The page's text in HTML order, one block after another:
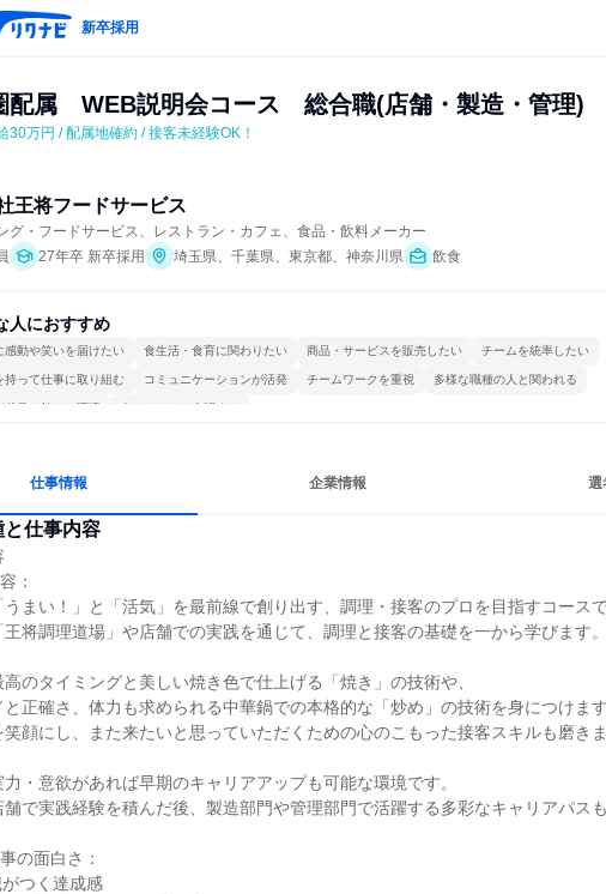
新卒採用
配属　WEB説明会コース　総合職(店舗・製造・管理)
30万円 / 配属地確約 / 接客未経験OK！
王将フードサービス
グ・フードサービス、レストラン・カフェ、食品・飲料メーカー
27年卒 新卒採用 埼玉県、千葉県、東京都、神奈川県 飲食
人におすすめ
感動や笑いを届けたい 食生活・食育に関わりたい 商品・サービスを販売したい チームを統率したい
持って仕事に取り組む コミュニケーションが活発 チームワークを重視 多様な職種の人と関われる
裁量を持てる環境 人とたくさん会話する
仕事情報 企業情報 選
と仕事内容
：
うまい！」と「活気」を最前線で創り出す、調理・接客のプロを目指すコース
王将調理道場」や店舗での実践を通じて、調理と接客の基礎を一から学びます
のタイミングと美しい焼き色で仕上げる「焼き」の技術や、
と正確さ、体力も求められる中華鍋での本格的な「炒め」の技術を身につけま
笑顔にし、また来たいと思っていただくための心のこもった接客スキルも磨き
力・意欲があれば早期のキャリアアップも可能な環境です。
舗で実践経験を積んだ後、製造部門や管理部門で活躍する多彩なキャリアパス
の面白さ：
つく達成感